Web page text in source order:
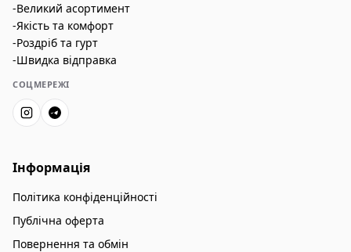
-Великий асортимент
-Якість та комфорт
-Роздріб та гурт
-Швидка відправка
СОЦМЕРЕЖІ
Інформація
Політика конфіденційності
Публічна оферта
Повернення та обмін